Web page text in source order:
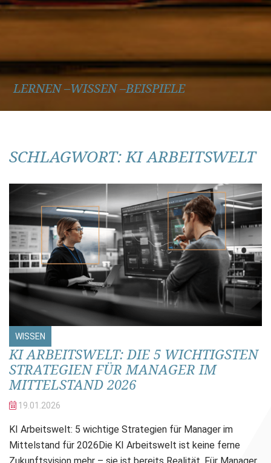
LERNEN –WISSEN –BEISPIELE
SCHLAGWORT:KI ARBEITSWELT
WISSEN
KI ARBEITSWELT: DIE 5 WICHTIGSTEN
STRATEGIEN FÜR MANAGER IM
MITTELSTAND 2026
19.01. 2026
KI Arbeitswelt: 5 wichtige Strategien für Manager im
Mittelstand für 2026Die KI Arbeitswelt ist keine ferne